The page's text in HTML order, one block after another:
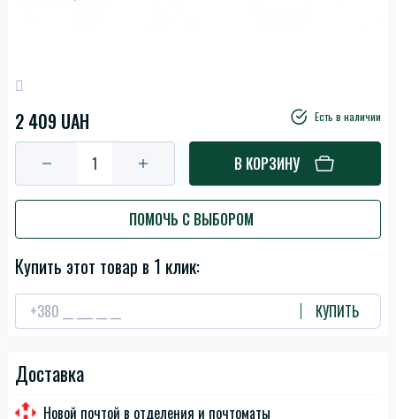
2 409 UAH Есть в наличии
В КОРЗИНУ
ПОМОЧЬ С ВЫБОРОМ
Купить этот товар в 1 клик:
КУПИТЬ
Доставка
Новой почтой в отделения и почтоматы